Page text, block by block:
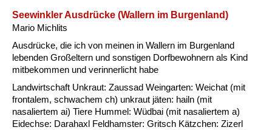
Seewinkler Ausdrücke (Wallern im Burgenland)
Mario Michlits
Ausdrücke, die ich von meinen in Wallern im Burgenland
lebenden Großeltern und sonstigen Dorfbewohnern als Kind
mitbekommen und verinnerlicht habe
Landwirtschaft Unkraut: Zaussad Weingarten: Weichat (mit
frontalem, schwachem ch) unkraut jäten: hailn (mit
nasaliertem ai) Tiere Hummel: Wüdbai (mit nasaliertem a)
Eidechse: Darahaxl Feldhamster: Gritsch Kätzchen: Zizerl